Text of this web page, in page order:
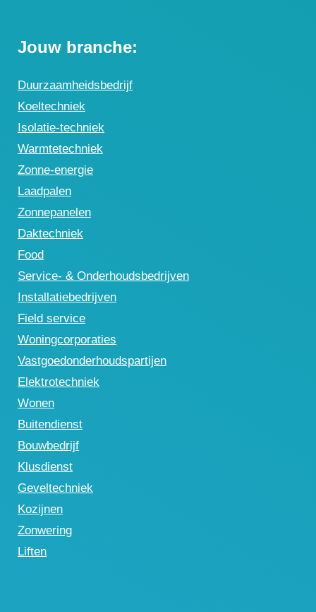
Jouw branche:
Duurzaamheidsbedrijf
Koeltechniek
Isolatie-techniek
Warmtetechniek
Zonne-energie
Laadpalen
Zonnepanelen
Daktechniek
Food
Service- & Onderhoudsbedrijven
Installatiebedrijven
Field service
Woningcorporaties
Vastgoedonderhoudspartijen
Elektrotechniek
Wonen
Buitendienst
Bouwbedrijf
Klusdienst
Geveltechniek
Kozijnen
Zonwering
Liften